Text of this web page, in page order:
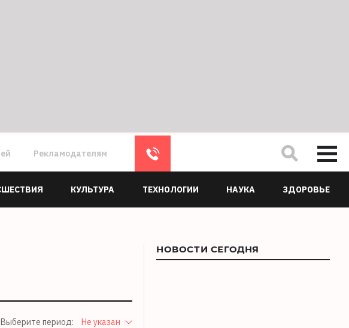
Рекламодателям
КУЛЬТУРА ТЕХНОЛОГИИ НАУКА ЗДОРОВЬЕ
Выберите период: Не указан
НОВОСТИ СЕГОДНЯ